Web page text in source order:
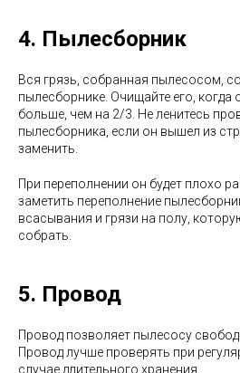
4. Пылесборник
Вся грязь, собранная пылесосом,
пылесборнике. Очищайте его, когда
больше, чем на 2/3. Не ленитесь
пылесборника, если он вышел из
заменить.
При переполнении он будет плохо
заметить переполнение
всасывания и грязи на полу,
собрать.
5. Провод
Провод позволяет пылесосу
Провод лучше проверять при
случае длительного хранения.